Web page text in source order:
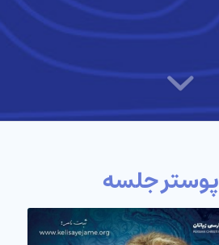
پوستر جلسه